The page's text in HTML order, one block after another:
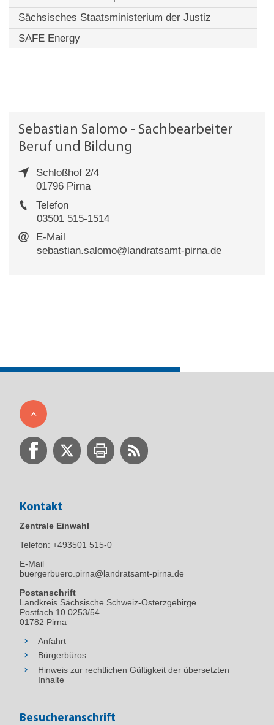
Sächsisches Staatsministerium der Justiz
SAFE Energy
Sebastian Salomo - Sachbearbeiter
Beruf und Bildung
Schloßhof 2/4
01796 Pirna
Telefon
03501 515-1514
E-Mail
sebastian.salomo@landratsamt-pirna.de
Kontakt
Zentrale Einwahl
Telefon: +493501 515-0
E-Mail
buergerbuero.pirna@landratsamt-pirna.de
Postanschrift
Landkreis Sächsische Schweiz-Osterzgebirge
Postfach 10 0253/54
01782 Pirna
Anfahrt
Bürgerbüros
Hinweis zur rechtlichen Gültigkeit der übersetzten
Inhalte
Besucheranschrift